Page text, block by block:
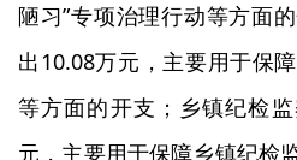
陋习”专项治理行动等方面
出10.08万元，主要用于保
等方面的开支；乡镇纪检
元，主要用于保障乡镇纪检